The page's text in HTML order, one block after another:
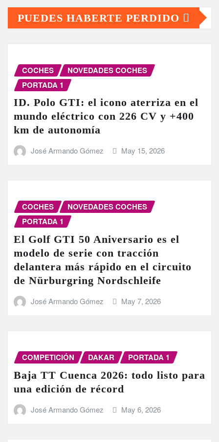
PUEDES HABERTE PERDIDO
COCHES
NOVEDADES COCHES
PORTADA 1
ID. Polo GTI: el icono aterriza en el
mundo eléctrico con 226 CV y +400
km de autonomía
José Armando Gómez May 15, 2026
COCHES
NOVEDADES COCHES
PORTADA 1
El Golf GTI 50 Aniversario es el
modelo de serie con tracción
delantera más rápido en el circuito
de Nürburgring Nordschleife
José Armando Gómez May 7, 2026
COMPETICIÓN DAKAR PORTADA 1
Baja TT Cuenca 2026: todo listo para
una edición de récord
José Armando Gómez May 6, 2026